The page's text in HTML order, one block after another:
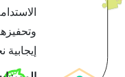
إيجابية